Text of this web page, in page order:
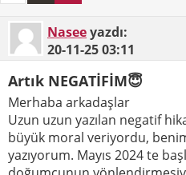
Naseeyazdı:
20-11-2503:11
Artık NEGATİFİM😇
Merhaba arkadaşlar
Uzun uzun yazılan negatif
büyük moral veriyordu,
yazıyorum. Mayıs 2024 te